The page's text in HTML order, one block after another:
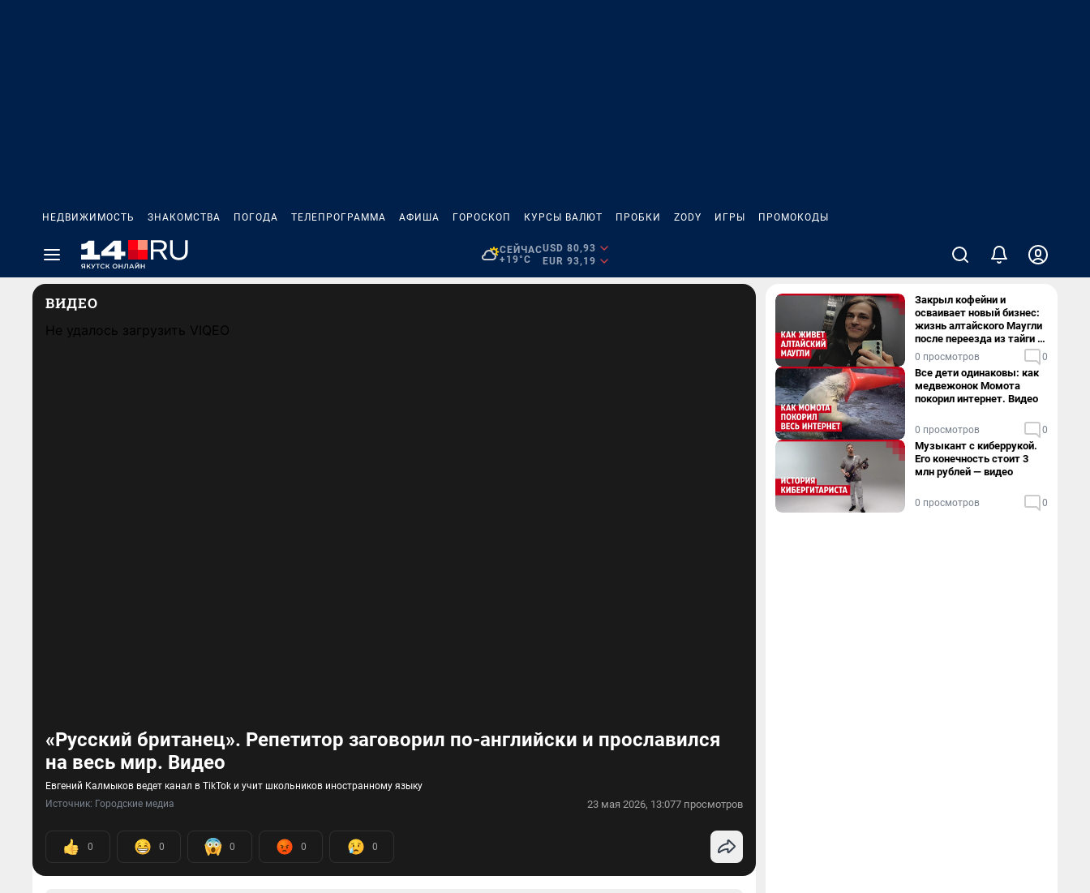
НЕДВИЖИМОСТЬ ЗНАКОМСТВА ПОГОДА ТЕЛЕПРОГРАММА АФИША ГОРОСКОП КУРСЫ ВАЛЮТ ПРОБКИ ZODY ИГРЫ ПРОМОКОДЫ
СЕЙЧАС
+19°C
USD 80,93
EUR 93,19
ВИДЕО
Не удалось загрузить VIQEO
«Русский британец». Репетитор заговорил по-английски и прославился
на весь мир. Видео
Евгений Калмыков ведет канал в TikTok и учит школьников иностранному языку
Источник: Городские медиа 23 мая 2026, 13:077 просмотров
0 0 0 0 0
Закрыл кофейни и
осваивает новый бизнес:
жизнь алтайского Маугли
после переезда из тайги в
столицу
0 просмотров 0
Все дети одинаковы: как
медвежонок Момота
покорил интернет. Видео
0 просмотров 0
Музыкант с киберрукой.
Его конечность стоит 3
млн рублей — видео
0 просмотров 0